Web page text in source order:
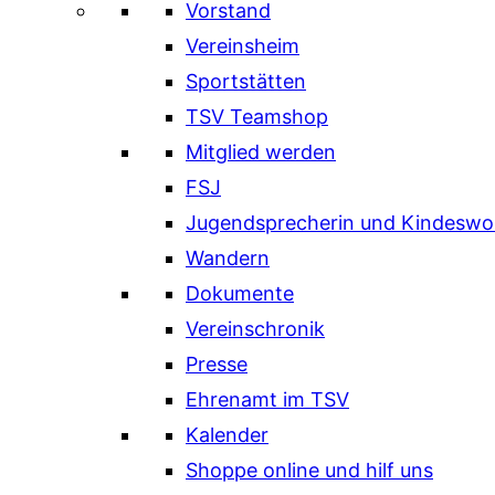
Vorstand
Vereinsheim
Sportstätten
TSV Teamshop
Mitglied werden
FSJ
Jugendsprecherin und
Wandern
Dokumente
Vereinschronik
Presse
Ehrenamt im TSV
Kalender
Shoppe online und hilf uns